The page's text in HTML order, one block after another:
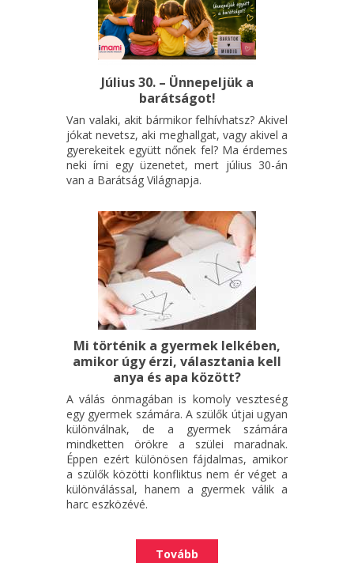
Július 30. – Ünnepeljük a
barátságot!
Van valaki, akit bármikor felhívhatsz? Akivel
jókat nevetsz, aki meghallgat, vagy akivel a
gyerekeitek együtt nőnek fel? Ma érdemes
neki írni egy üzenetet, mert július 30-án
van a Barátság Világnapja.
Mi történik a gyermek lelkében,
amikor úgy érzi, választania kell
anya és apa között?
A válás önmagában is komoly veszteség
egy gyermek számára. A szülők útjai ugyan
különválnak, de a gyermek számára
mindketten örökre a szülei maradnak.
Éppen ezért különösen fájdalmas, amikor
a szülők közötti konfliktus nem ér véget a
különválással, hanem a gyermek válik a
harc eszközévé.
Tovább